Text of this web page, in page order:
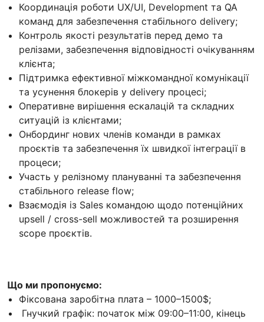
Координація роботи UX/UI, Development та QA
команд для забезпечення стабільного delivery;
Контроль якості результатів перед демо та
релізами, забезпечення відповідності очікуванням
клієнта;
Підтримка ефективної міжкомандної комунікації
та усунення блокерів у delivery процесі;
Оперативне вирішення ескалацій та складних
ситуацій із клієнтами;
Онбординг нових членів команди в рамках
проєктів та забезпечення їх швидкої інтеграції в
процеси;
Участь у релізному плануванні та забезпечення
стабільного release flow;
Взаємодія із Sales командою щодо потенційних
upsell / cross-sell можливостей та розширення
scope проєктів.
Що ми пропонуємо:
Фіксована заробітна плата – 1000–1500$;
Гнучкий графік: початок між 09:00–11:00, кінець